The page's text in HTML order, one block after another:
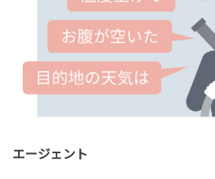
エージェント